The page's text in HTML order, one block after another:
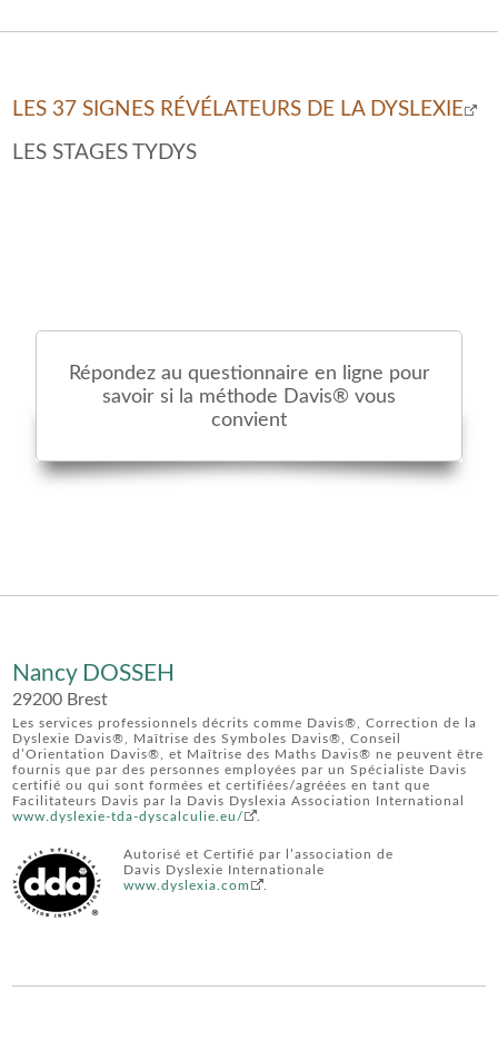
LES 37 SIGNES RÉVÉLATEURS DE LA DYSLEXIE
LES STAGES TYDYS
Répondez au questionnaire en ligne pour
savoir si la méthode Davis® vous
convient
Nancy DOSSEH
29200 Brest
Les services professionnels décrits comme Davis®, Correction de la
Dyslexie Davis®, Maîtrise des Symboles Davis®, Conseil
d’Orientation Davis®, et Maîtrise des Maths Davis® ne peuvent être
fournis que par des personnes employées par un Spécialiste Davis
certifié ou qui sont formées et certifiées/agréées en tant que
Facilitateurs Davis par la Davis Dyslexia Association International
www.dyslexie-tda-dyscalculie.eu/
Autorisé et Certifié par l’association de
Davis Dyslexie Internationale
www.dyslexia.com